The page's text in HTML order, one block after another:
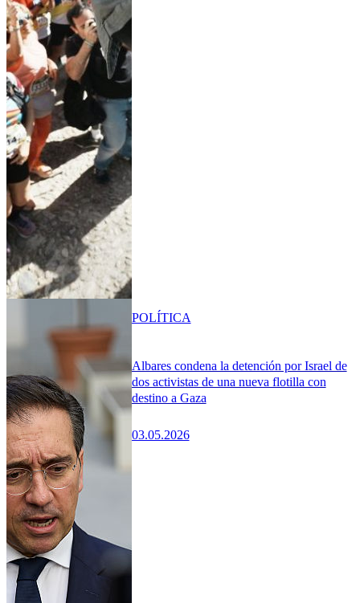
Albares condena la detención por Israel de
dos activistas de una nueva flotilla con
destino a Gaza
03.05.2026
POLÍTICA